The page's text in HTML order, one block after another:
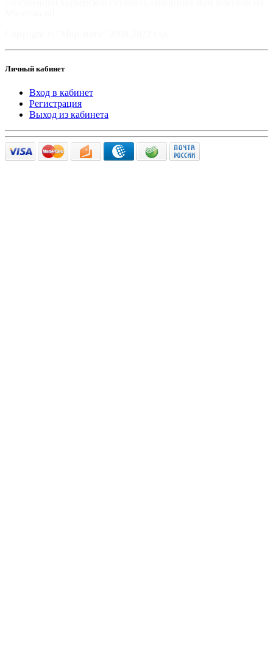
Личный кабинет
Вход в кабинет
Регистрация
Выход из кабинета